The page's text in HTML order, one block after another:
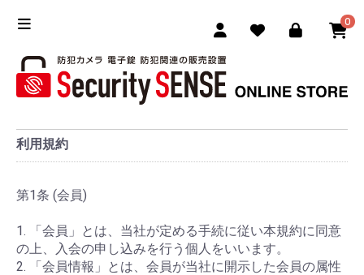
0
利用規約
第1条 (会員)
1. 「会員」とは、当社が定める手続に従い本規約に同意
の上、入会の申し込みを行う個人をいいます。
2. 「会員情報」とは、会員が当社に開示した会員の属性